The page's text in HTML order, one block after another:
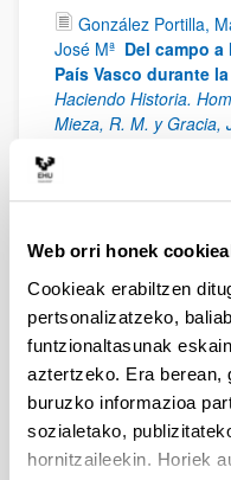
Web orri honek
Cookieak erabiltzen
pertsonalizatzeko,
funtzionaltasunak
aztertzeko. Era berean,
buruzko informazioa
sozialetako,
hornitzaileekin. Horiek
González Portilla,
José Mª Del campo
País Vasco durante
Haciendo Historia.
Mieza, R. M. y Gracia,
Novo López, Pedro
"ese síntoma de la
lo cotidiano. Castells
Alonso Olea,
José Mª Fiscalidad
el País Vasco. Los
Vasconia. Cuadernos
5 - 35